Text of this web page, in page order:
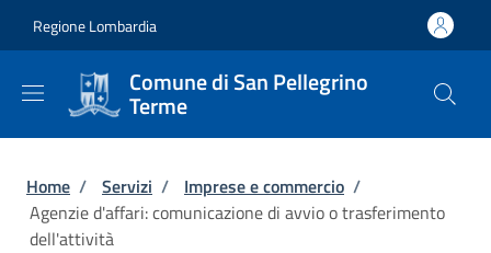
Regione Lombardia
Comune di San Pellegrino
Terme
Briciole di pane
Home / Servizi / Imprese e commercio /
Agenzie d'affari: comunicazione di avvio o trasferimento
dell'attività